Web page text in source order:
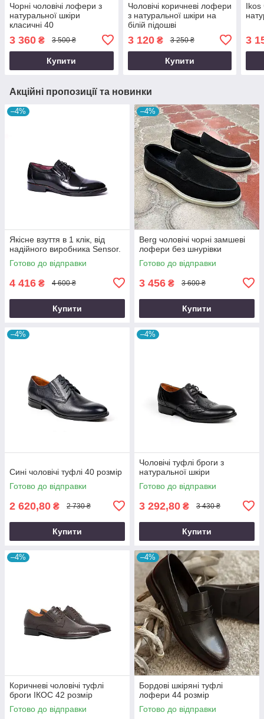
Чорні чоловічі лофери з
натуральної шкіри
класичні 40
3 360 ₴ 3 500 ₴
Купити
Чоловічі коричневі лофери
з натуральної шкіри на
білій підошві
3 120₴ 3 250 ₴
Купити
Ikos
3
Акційні пропозиції та новинки
–4%
Якісне взуття в 1 клік, від
надійного виробника Sensor.
Готово до відправки
4 416 ₴ 4 600 ₴
Купити
–4%
Berg чоловічі чорні замшеві
лофери без шнурівки
Готово до відправки
3 456 ₴ 3 600 ₴
Купити
–4%
Сині чоловічі туфлі 40 розмір
Готово до відправки
2 620,80 ₴ 2 730 ₴
Купити
–4%
Чоловічі туфлі броги з
натуральної шкіри
Готово до відправки
3 292,80 ₴ 3 430 ₴
Купити
–4%
Коричневі чоловічі туфлі
броги ІКОС 42 розмір
Готово до відправки
–4%
Бордові шкіряні туфлі
лофери 44 розмір
Готово до відправки